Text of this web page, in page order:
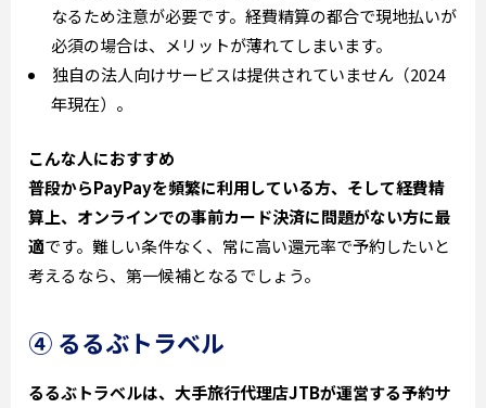
なるため注意が必要です。経費精算の都合で現地払いが
必須の場合は、メリットが薄れてしまいます。
独自の法人向けサービスは提供されていません（2024
年現在）。
こんな人におすすめ
普段からPayPayを頻繁に利用している方、そして経費精
算上、オンラインでの事前カード決済に問題がない方に最
適です。難しい条件なく、常に高い還元率で予約したいと
考えるなら、第一候補となるでしょう。
④ るるぶトラベル
るるぶトラベルは、大手旅行代理店JTBが運営する予約サ